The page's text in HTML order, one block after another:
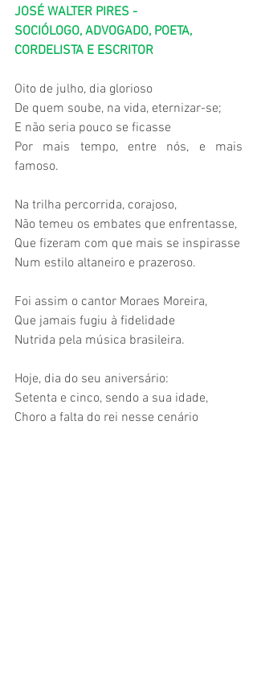
JOSÉ WALTER PIRES -
SOCIÓLOGO, ADVOGADO, POETA,
CORDELISTA E ESCRITOR
Oito de julho, dia glorioso
De quem soube, na vida, eternizar-se;
E não seria pouco se ficasse
Por mais tempo, entre nós, e mais
famoso.
Na trilha percorrida, corajoso,
Não temeu os embates que enfrentasse,
Que fizeram com que mais se inspirasse
Num estilo altaneiro e prazeroso.
Foi assim o cantor Moraes Moreira,
Que jamais fugiu à fidelidade
Nutrida pela música brasileira.
Hoje, dia do seu aniversário:
Setenta e cinco, sendo a sua idade,
Choro a falta do rei nesse cenário